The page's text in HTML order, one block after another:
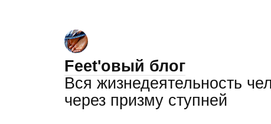
Feet'овый блог
Вся жизнедеятельность
через призму ступней